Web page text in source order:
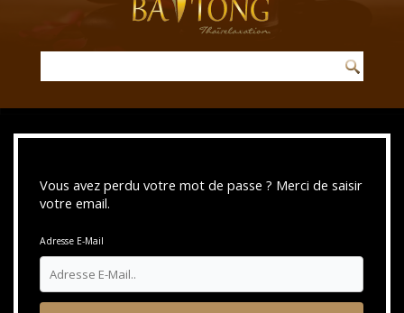
Vous avez perdu votre mot de passe ? Merci de saisir
votre email.
Adresse E-Mail